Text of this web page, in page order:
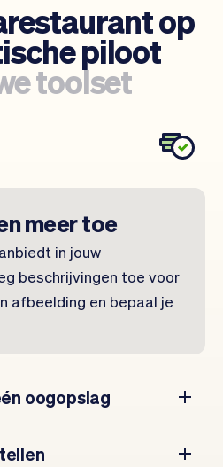
op
piloot
toolset
meer toe
in jouw
beschrijvingen toe voor
afbeelding en bepaal je
oogopslag